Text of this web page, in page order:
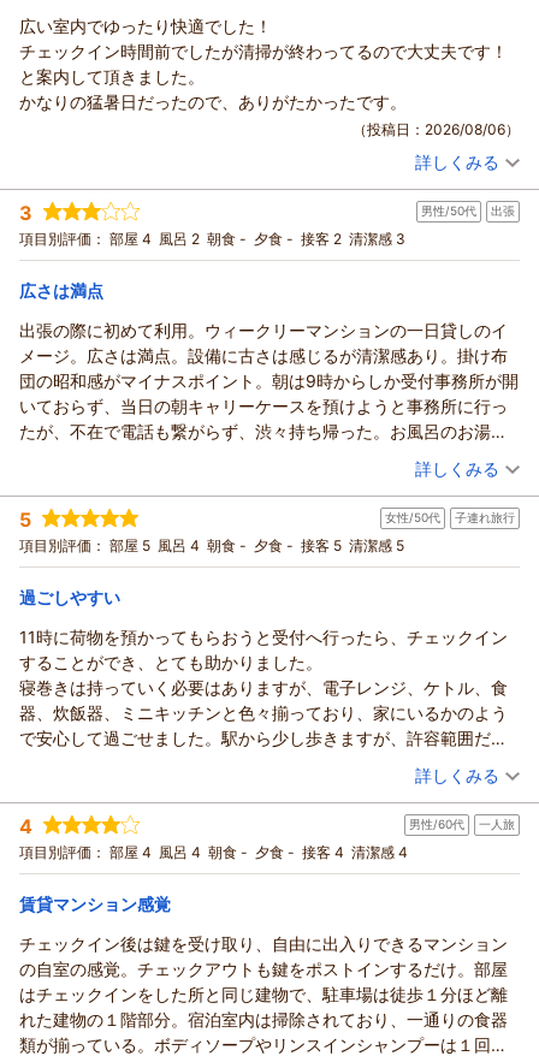
広い室内でゆったり快適でした！
チェックイン時間前でしたが清掃が終わってるので大丈夫です！
と案内して頂きました。
かなりの猛暑日だったので、ありがたかったです。
（投稿日：2026/08/06）
投稿者： てつさん(男性/50代)
宿泊プラン： チェックイン21:00まで限定【喫煙】★ハイグレードシングル
プラン★
シングル 食事なし
宿泊価格帯： 9,001～10,000円(大人一人あたり/税込)
詳しくみる
3 男性/50代 出張
項目別評価： 部屋 4 風呂 2 朝食 - 夕食 - 接客 2 清潔感 3
広さは満点
出張の際に初めて利用。ウィークリーマンションの一日貸しのイ
メージ。広さは満点。設備に古さは感じるが清潔感あり。掛け布
団の昭和感がマイナスポイント。朝は9時からしか受付事務所が開
いておらず、当日の朝キャリーケースを預けようと事務所に行っ
たが、不在で電話も繋がらず、渋々持ち帰った。お風呂のお湯が
出ず困ったが、フロントの方がすぐに対応してくれて助かった。
（投稿日：2026/08/06）
宿泊時期： 2026年08月宿泊 (出張)
投稿者： ゆきさん
宿泊プラン： チェックイン21:00まで限定【喫煙】★セミダブル2名様までプ
ラン★
セミダブル 食事なし
宿泊価格帯： 10,001～11,000円(大人一人あたり/税込)
詳しくみる
5 女性/50代 子連れ旅行
項目別評価： 部屋 5 風呂 4 朝食 - 夕食 - 接客 5 清潔感 5
過ごしやすい
11時に荷物を預かってもらおうと受付へ行ったら、チェックイン
することができ、とても助かりました。
寝巻きは持っていく必要はありますが、電子レンジ、ケトル、食
器、炊飯器、ミニキッチンと色々揃っており、家にいるかのよう
で安心して過ごせました。駅から少し歩きますが、許容範囲だと
思います。ベランダに干す所があったので、近くにコインランド
（投稿日：2026/08/01）
宿泊時期： 2026年07月宿泊 (子連れ旅行)
投稿者： かおるこさん
宿泊プラン： チェックイン21:00まで限定【禁煙】★ピカピカ家族旅行応援
★３名様までプラン★
和洋室 食事なし
宿泊価格帯： 4,001～5,000円(大人一人あたり/税込)
詳しくみる
4 男性/60代 一人旅
項目別評価： 部屋 4 風呂 4 朝食 - 夕食 - 接客 4 清潔感 4
賃貸マンション感覚
チェックイン後は鍵を受け取り、自由に出入りできるマンション
の自室の感覚。チェックアウトも鍵をポストインするだけ。部屋
はチェックインをした所と同じ建物で、駐車場は徒歩１分ほど離
れた建物の１階部分。宿泊室内は掃除されており、一通りの食器
類が揃っている。ボディソープやリンスインシャンプーは１回用